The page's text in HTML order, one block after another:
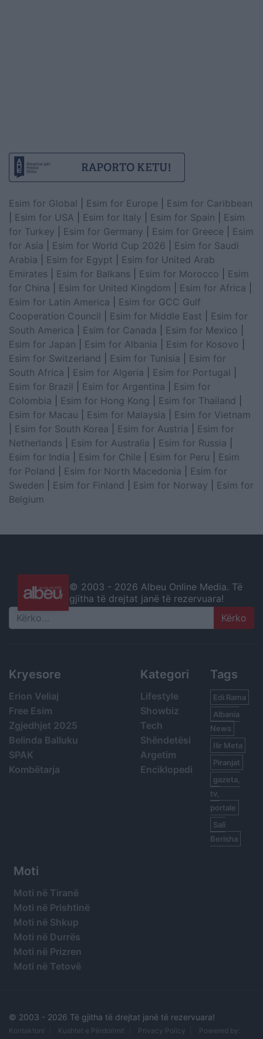
Esim for Global Esim for Europe
Esim for Caribbean
Esim for USA Esim for Italy Esim for Spain
Esim
for Turkey
Esim for Germany Esim for Greece
Esim
for Asia
Esim for World Cup 2026
Esim for Saudi
Arabia
Esim for Egypt
Esim for United Arab
Emirates
Esim for Balkans Esim for Morocco
Esim
for China
Esim for United Kingdom Esim for Africa
Esim for Latin America
Esim for GCC Gulf
Cooperation Council
Esim for Middle East
Esim for
South America
Esim for Canada Esim for Mexico
Esim for Japan
Esim for Albania Esim for Kosovo
Esim for Switzerland
Esim for Tunisia
Esim for
South Africa
Esim for Algeria Esim for Portugal
Esim for Brazil
Esim for Argentina
Esim for
Colombia
Esim for Hong Kong Esim for Thailand
Esim for Macau
Esim for Malaysia
Esim for Vietnam
Esim for South Korea Esim for Austria
Esim for
Netherlands
Esim for Australia Esim for Russia
Esim for India
Esim for Chile Esim for Peru
Esim
for Poland
Esim for North Macedonia
Esim for
Sweden
Esim for Finland Esim for Norway
Esim for
Belgium
© 2003 - 2026 Albeu Online Media. Të
gjitha të drejtat janë të rezervuara!
Search
Kryesore
Erion Veliaj
Free Esim
Zgjedhjet 2025
Belinda Balluku
SPAK
Kombëtarja
Kategori
Lifestyle
Showbiz
Tech
Shëndetësi
Argetim
Enciklopedi
Tags
Edi Rama
Albania
News
Ilir Meta
Piranjat
gazeta,
tv,
portale
Sali
Berisha
Moti
Moti në Tiranë
Moti në Prishtinë
Moti në Shkup
Moti në Durrës
Moti në Prizren
Moti në Tetovë
© 2003 - 2026 Të gjitha të drejtat janë të rezervuara!
Kontaktoni Kushtet e Përdorimit Privacy Policy Powered by: